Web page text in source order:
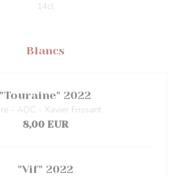
14cl
Blancs
"Touraine" 2022
- AOC - Xavier Frissant
8,00 EUR
"Vif" 2022